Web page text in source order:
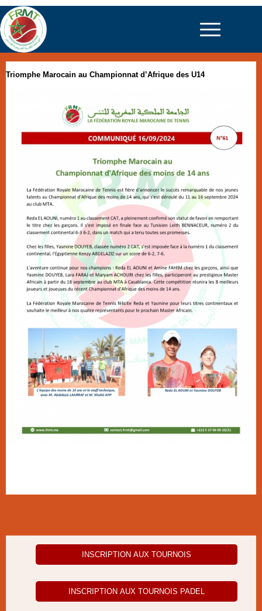
Triomphe Marocain au Championnat d’Afrique des U14
INSCRIPTION AUX TOURNOIS
INSCRIPTION AUX TOURNOIS PADEL